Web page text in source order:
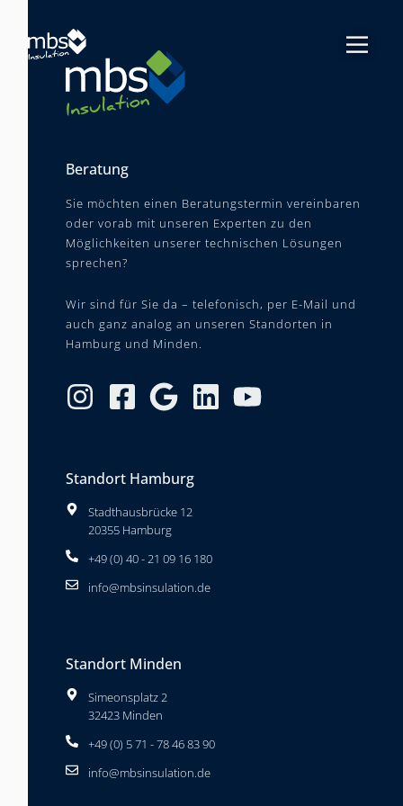
Beratung
Sie möchten einen Beratungstermin vereinbaren
oder vorab mit unseren Experten zu den
Möglichkeiten unserer technischen Lösungen
sprechen?
Wir sind für Sie da – telefonisch, per E-Mail und
auch ganz analog an unseren Standorten in
Hamburg und Minden.
Standort Hamburg
Stadthausbrücke 12
20355 Hamburg
+49 (0) 40 - 21 09 16 180
info@mbsinsulation.de
Standort Minden
Simeonsplatz 2
32423 Minden
+49 (0) 5 71 - 78 46 83 90
info@mbsinsulation.de